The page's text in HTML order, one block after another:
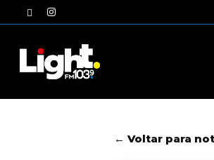
to
twitterinstagram
← Voltar para